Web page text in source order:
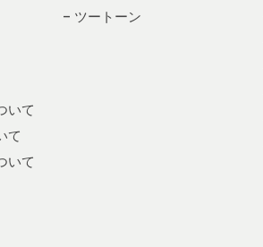
いて
て
いて
– ツートーン